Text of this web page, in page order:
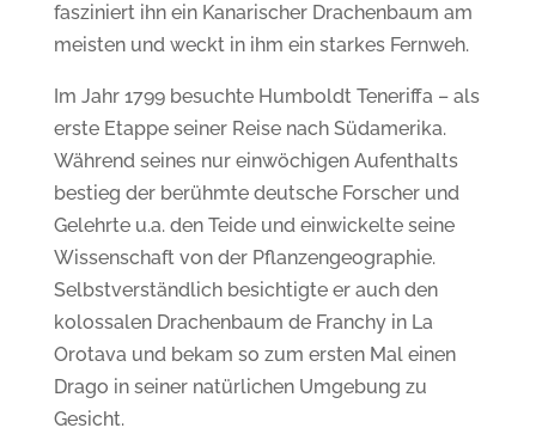
fasziniert ihn ein Kanarischer Drachenbaum am
meisten und weckt in ihm ein starkes Fernweh.
Im Jahr 1799 besuchte Humboldt Teneriffa – als
erste Etappe seiner Reise nach Südamerika.
Während seines nur einwöchigen Aufenthalts
bestieg der berühmte deutsche Forscher und
Gelehrte u.a. den Teide und einwickelte seine
Wissenschaft von der Pflanzengeographie.
Selbstverständlich besichtigte er auch den
kolossalen Drachenbaum de Franchy in La
Orotava und bekam so zum ersten Mal einen
Drago in seiner natürlichen Umgebung zu
Gesicht.